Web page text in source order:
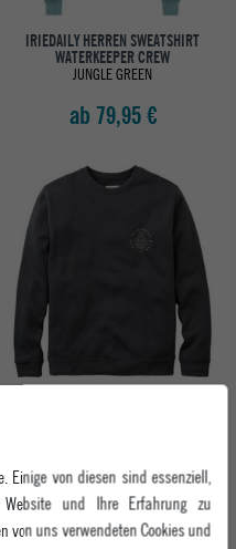
IRIEDAILY HERREN SWEATSHIRT
WATERKEEPER CREW
JUNGLE GREEN
ab 79,95 €
ab 64,95 €
Einige von diesen sind essenziell,
und Ihre Erfahrung zu
von uns verwendeten Cookies und